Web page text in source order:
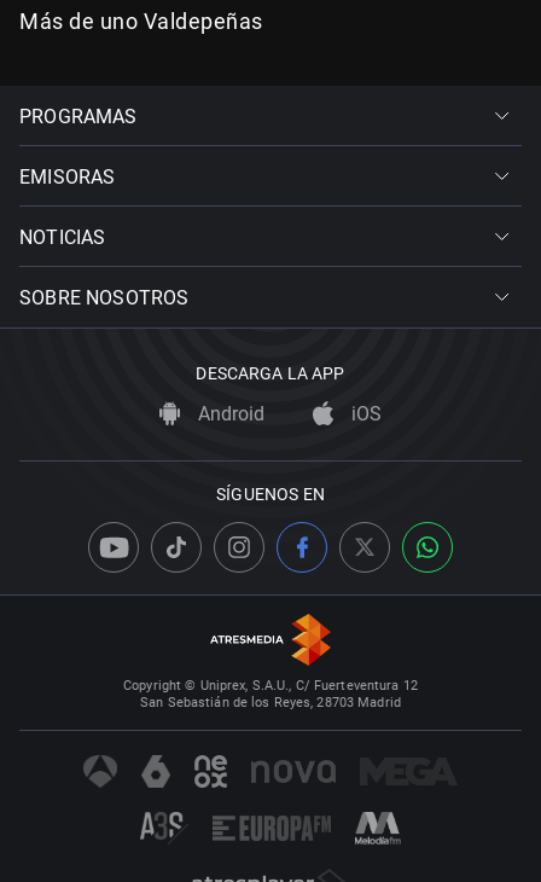
Más de uno Valdepeñas
PROGRAMAS
EMISORAS
NOTICIAS
SOBRE NOSOTROS
DESCARGA LA APP
Android iOS
SÍGUENOS EN
Copyright © Uniprex, S.A.U., C/ Fuerteventura 12
San Sebastián de los Reyes, 28703 Madrid